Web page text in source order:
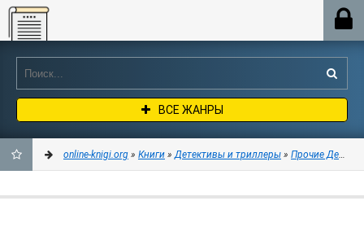
Online-knigi.org
ВСЕ ЖАНРЫ
online-knigi.org » Книги »Детективы и триллеры » Прочие